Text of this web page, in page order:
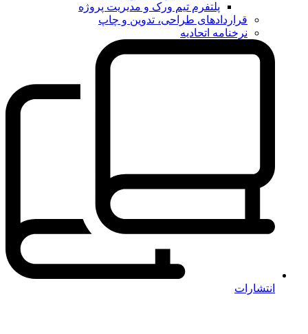
پلتفرم تیم ورک و مدیریت پروژه
قراردادهای طراحی، تدوین و چاپ
نرخنامه اتحادیه
انتشارات